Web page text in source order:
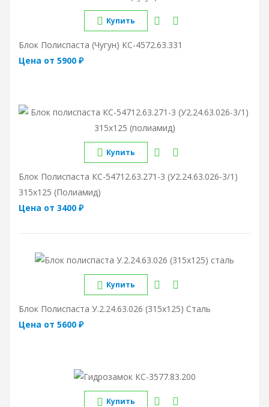
Купить
Блок Полиспаста (чугун) КС-4572.63.331
Цена от 5900 ₽
Купить
Блок Полиспаста КС-54712.63.271-3 (У2.24.63.026-3/1)
315х125 (полиамид)
Цена от 3400 ₽
Купить
Блок Полиспаста У.2.24.63.026 (315х125) Сталь
Цена от 5600 ₽
Купить